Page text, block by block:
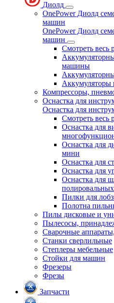
Диолд
OnePower Диолд
машин
OnePower Диолд
машин
Смотреть весь
машины
Аккумуляторы
Компрессоры,
Оснастка для
Оснастка для
Смотреть весь
Оснастка для
Оснастка для
мини
Оснастка для
Оснастка для
Оснастка для
Пилки для
Полотна
Пилы дисковые и
Пылесосы,
Сварочные аппараты,
Станки сверлильные
Степлеры мебельные
Стойки для машин
Фрезеры
Фрезы
Запчасти